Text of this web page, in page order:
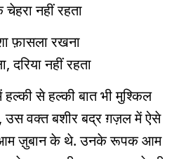
नहीं रहता
फ़ासला रखना
दरिया नहीं रहता
हल्की से हल्की बात भी मुश्किल
उस वक्त बशीर बद्र ग़ज़ल में ऐसे
ज़ुबान के थे. उनके रूपक आम